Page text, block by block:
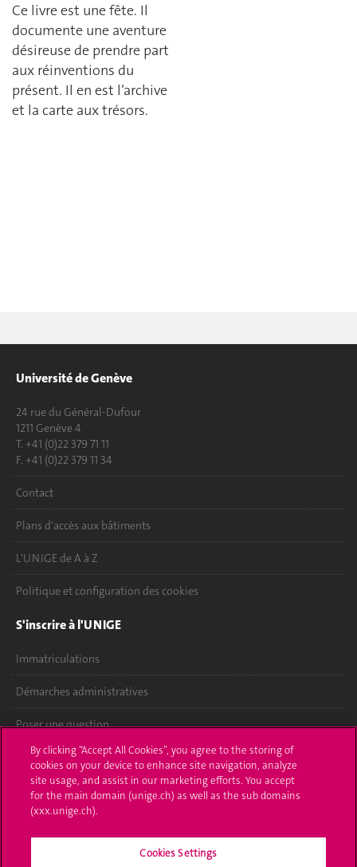
Ce livre est une fête. Il
documente une aventure
désireuse de prendre part
aux réinventions du
présent. Il en est l’archive
et la carte aux trésors.
Université de Genève
24 rue du Général-Dufour
1211 Genève 4
T. +41 (0)22 379 71 11
F. +41 (0)22 379 11 34
Contact
Plans d'accès aux bâtiments
L'UNIGE de A à Z
Politique et configuration des cookies
S'inscrire à l'UNIGE
Immatriculations
Démarches administratives
Poser une question
L'UNIGE vous informe
UNIGE Mobile
By clicking “Accept All Cookies”, you agree to the storing of
cookies on your device to enhance site navigation, analyze
site usage, and assist in our marketing efforts. You accept
for the main domain (unige.ch) as well as the sub domains
(xxx.unige.ch).
Cookies Settings